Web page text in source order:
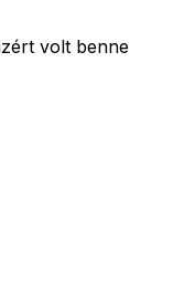
volt benne